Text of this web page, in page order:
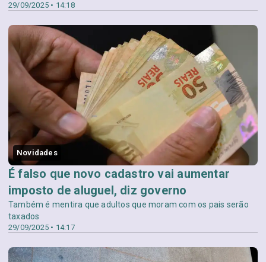
29/09/2025 • 14:18
Novidades
29/09/2025 • 14:17
É falso que novo cadastro vai aumentar
imposto de aluguel, diz governo
Também é mentira que adultos que moram com os pais serão
taxados